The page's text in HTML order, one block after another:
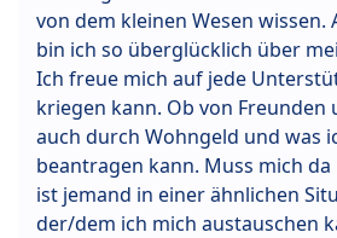
von dem kleinen Wesen wissen.
bin ich so überglücklich über
Ich freue mich auf jede
kriegen kann. Ob von Freunden
auch durch Wohngeld und was
beantragen kann. Muss mich
ist jemand in einer ähnlichen
der/dem ich mich austauschen